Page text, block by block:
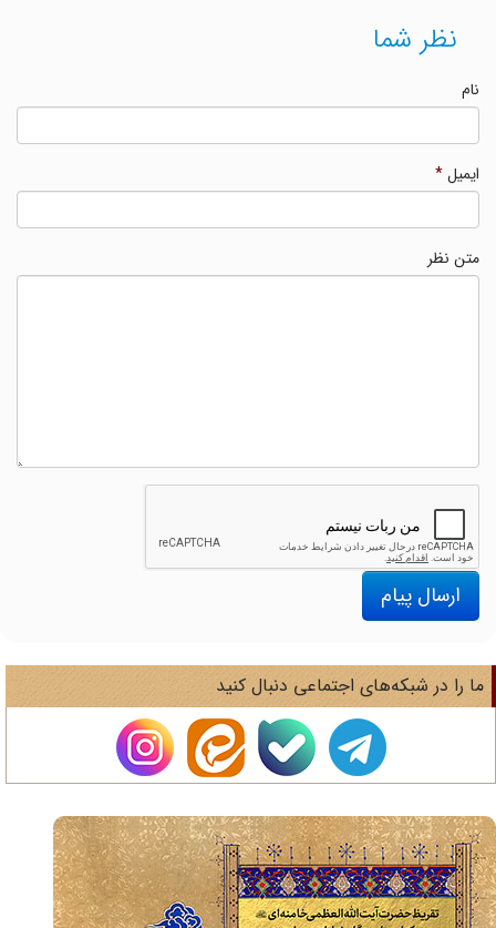
نظر شما
ایمیل*
متن نظر
ارسال پیام
را در شبکه‌های اجتماعی دنبال کنید